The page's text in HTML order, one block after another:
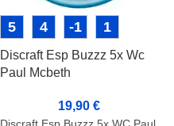
5 4 -1 1
Discraft Esp Buzzz 5x Wc
Paul Mcbeth
19,90 €
Discraft Esp Buzzz 5x WC Paul